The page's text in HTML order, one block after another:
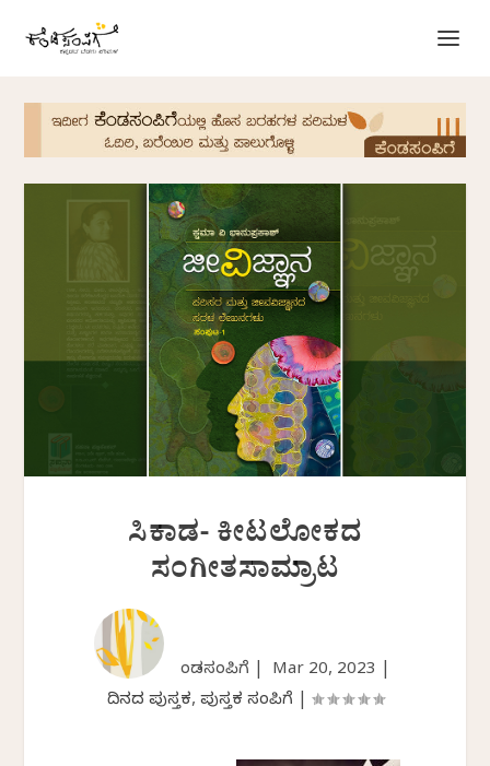
ಸಿಕಾಡ- ಕೀಟಲೋಕದ
ಸಂಗೀತಸಾಮ್ರಾಟ
ಕೆಂಡಸಂಪಿಗೆ | Mar 20, 2023
ದಿನದ ಪುಸ್ತಕ, ಪುಸ್ತಕ ಸಂಪಿಗೆ